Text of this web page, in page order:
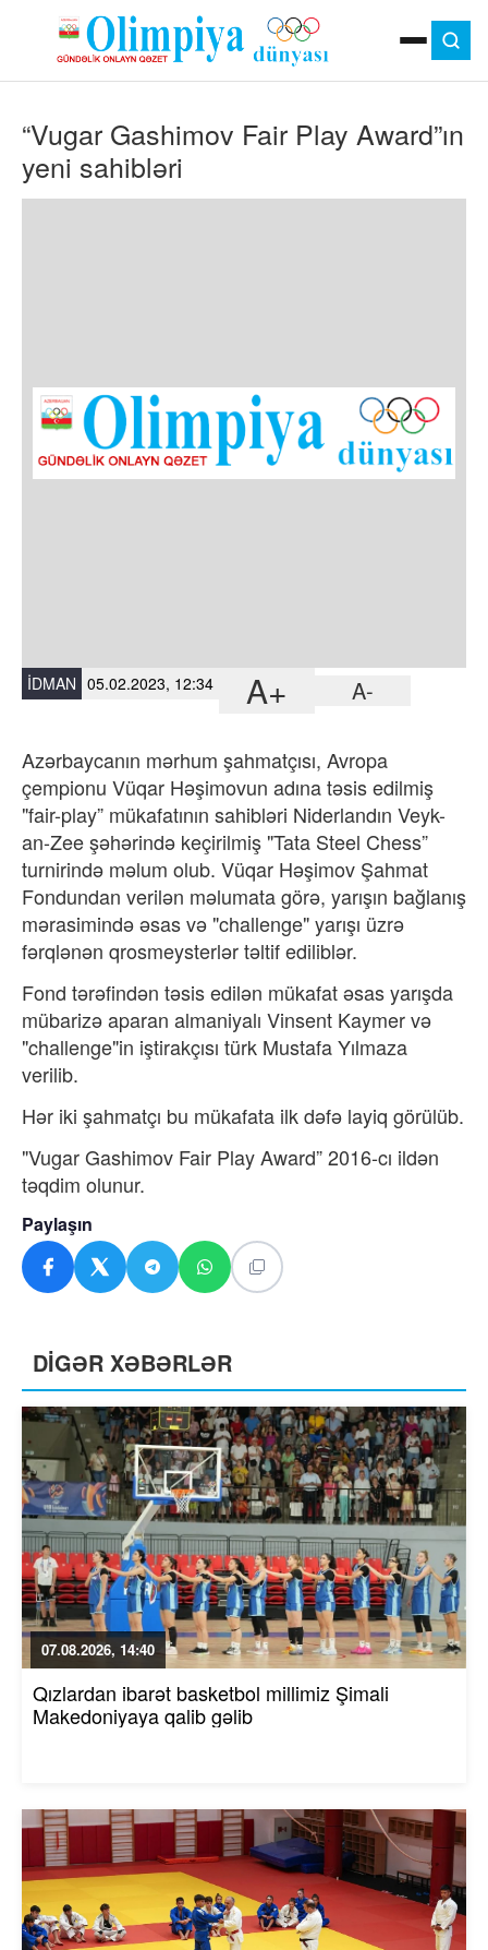
MOK
OLIMPIYA OYUNLARI
ÇAP VERSIYASI
TV
DIGƏR
“Vugar Gashimov Fair Play Award”ın
yeni sahibləri
İDMAN 05.02.2023, 12:34 A+ A-
Azərbaycanın mərhum şahmatçısı, Avropa
çempionu Vüqar Həşimovun adına təsis edilmiş
"fair-play” mükafatının sahibləri Niderlandın Veyk-
an-Zee şəhərində keçirilmiş "Tata Steel Chess”
turnirində məlum olub. Vüqar Həşimov Şahmat
Fondundan verilən məlumata görə, yarışın bağlanış
mərasimində əsas və "challenge" yarışı üzrə
fərqlənən qrosmeysterlər təltif ediliblər.
Fond tərəfindən təsis edilən mükafat əsas yarışda
mübarizə aparan almaniyalı Vinsent Kaymer və
"challenge"in iştirakçısı türk Mustafa Yılmaza
verilib.
Hər iki şahmatçı bu mükafata ilk dəfə layiq görülüb.
"Vugar Gashimov Fair Play Award” 2016-cı ildən
təqdim olunur.
Paylaşın
DİGƏR XƏBƏRLƏR
07.08.2026, 14:40
Qızlardan ibarət basketbol millimiz Şimali
Makedoniyaya qalib gəlib